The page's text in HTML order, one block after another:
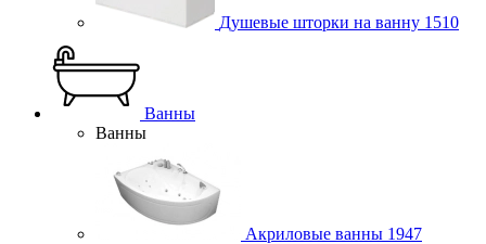
Душевые шторки на ванну 1510
Ванны
Ванны
Акриловые ванны 1947